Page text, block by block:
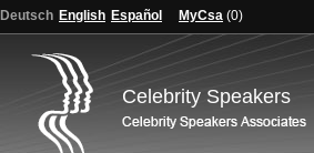
Deutsch English Español MyCsa (0)
Celebrity Speakers